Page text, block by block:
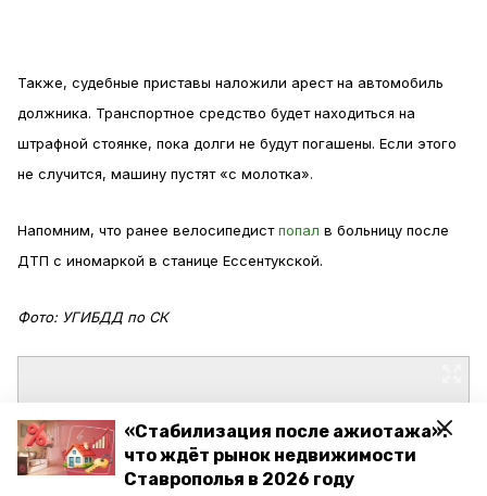
«Стабилизация после ажиотажа»:
что ждёт рынок недвижимости
Ставрополья в 2026 году
Также, судебные приставы наложили арест на автомобиль
должника. Транспортное средство будет находиться на
штрафной стоянке, пока долги не будут погашены. Если этого
не случится, машину пустят «с молотка».
Напомним, что ранее велосипедистпопал в больницу после
ДТП с иномаркой в станице Ессентукской.
Фото: УГИБДД по СК